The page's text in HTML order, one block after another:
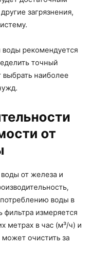
загрязнения,
рекомендуется
точный
выбрать наиболее
от
от железа и
потреблению воды в
измеряется
метрах в час (м³/ч) и
очистить за